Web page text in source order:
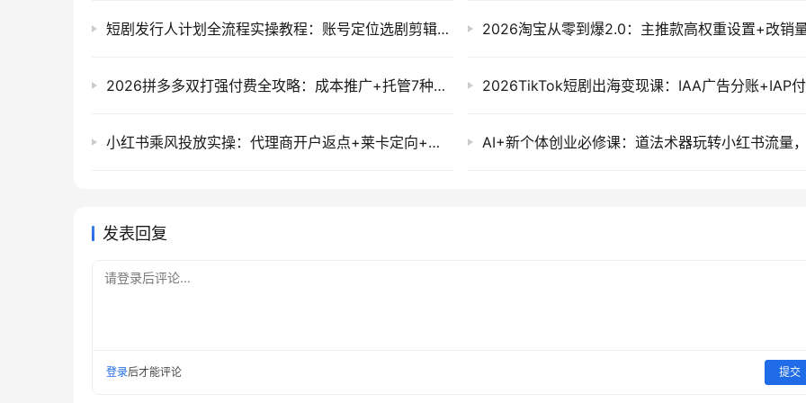
短剧发行人计划全流程实操教程：账号定位选剧剪辑发布技巧，零基础副业快速出单
2026拼多多双打强付费全攻略：成本推广+托管7种玩法，低投产比店铺必学
小红书乘风投放实操：代理商开户返点+莱卡定向+新店建模撬动自然流量
发表回复
请登录后评论...
登录后才能评论 提交